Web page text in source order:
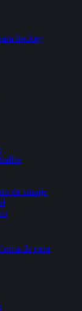
hockey
de tatuaje
de pera